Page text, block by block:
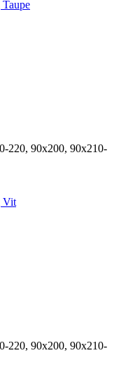
220, 90x200, 90x210-
220, 90x200, 90x210-